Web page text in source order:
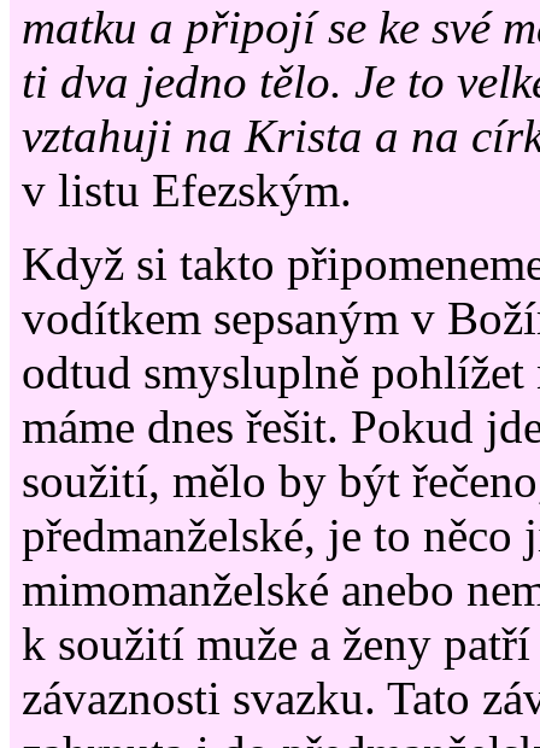
matku a připojí se ke své
ti dva jedno tělo. Je to
vztahuji na Krista a na
v listu Efezským.
Když si takto
vodítkem sepsaným v
odtud smysluplně pohlížet
máme dnes řešit. Pokud
soužití, mělo by být
předmanželské, je to něco
mimomanželské anebo
k soužití muže a ženy
závaznosti svazku. Tato